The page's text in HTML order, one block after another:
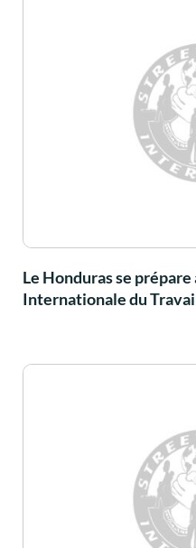
Le Honduras se
Internationale du